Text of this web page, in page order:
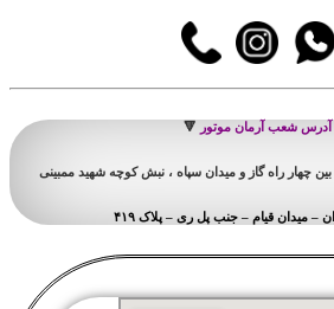
آدرس شعب آرمان موتور 🔻